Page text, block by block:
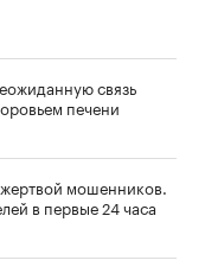
связь
печени
мошенников.
в первые 24 часа